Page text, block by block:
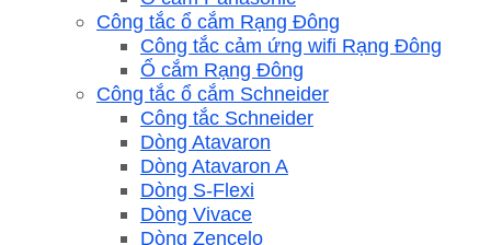
Công tắc ổ cắm Rạng Đông
Công tắc cảm ứng wifi Rạng Đông
Ổ cắm Rạng Đông
Công tắc ổ cắm Schneider
Công tắc Schneider
Dòng Atavaron
Dòng Atavaron A
Dòng S-Flexi
Dòng Vivace
Dòng Zencelo